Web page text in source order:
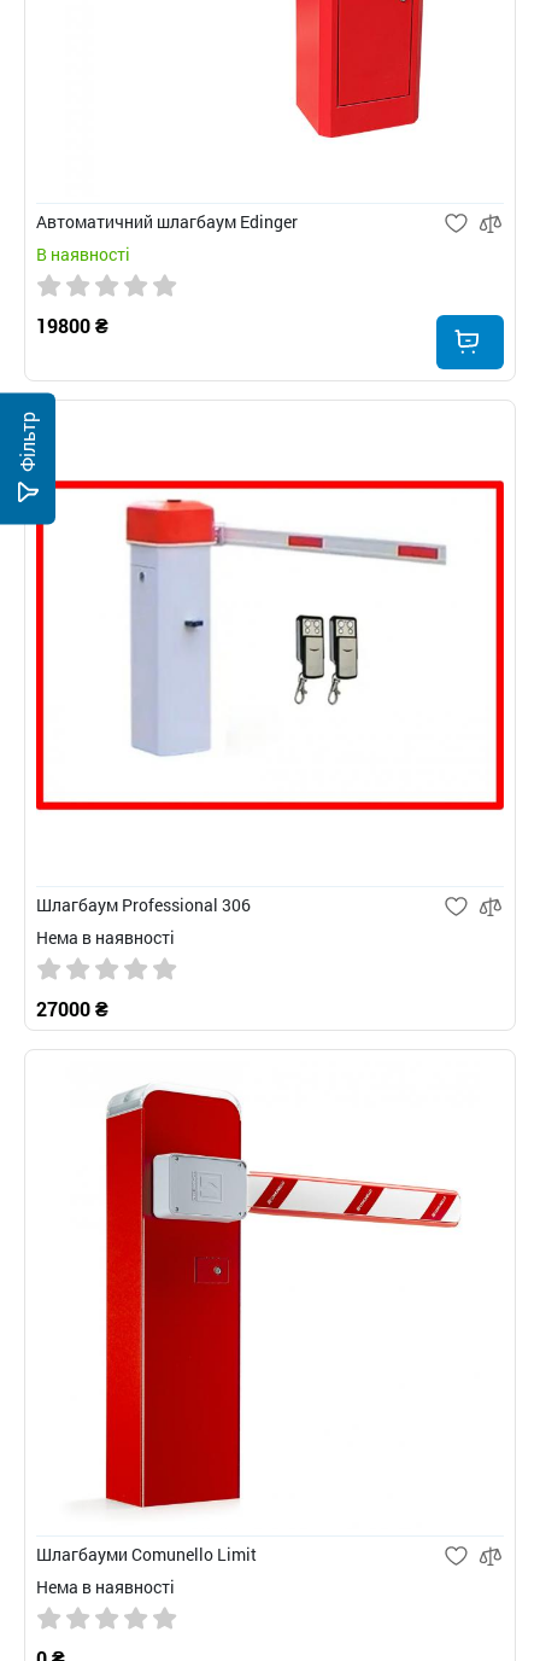
Фільтр
Автоматичний шлагбаум Edinger
В наявності
19800 ₴
Шлагбаум Professional 306
Нема в наявності
27000 ₴
Шлагбауми Comunello Limit
Нема в наявності